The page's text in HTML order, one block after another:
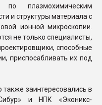
по плазмохимическим
и структуры материала с
ионной микроскопии.
не только специалисты,
способные
приспосабливать их под
заинтересовались в
и НПК «Эконикс-